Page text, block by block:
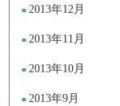
2013年12月
2013年11月
2013年10月
2013年9月